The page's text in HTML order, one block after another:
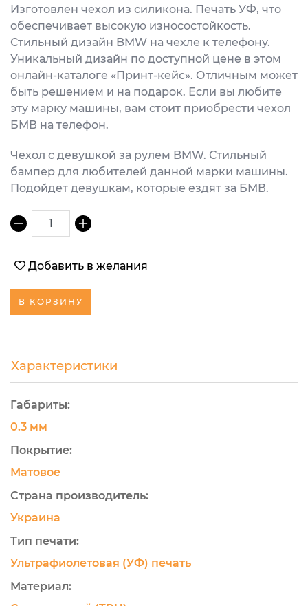
Изготовлен чехол из силикона. Печать УФ, что
обеспечивает высокую износостойкость.
Стильный дизайн BMW на чехле к телефону.
Уникальный дизайн по доступной цене в этом
онлайн-каталоге «Принт-кейс». Отличным может
быть решением и на подарок. Если вы любите
эту марку машины, вам стоит приобрести чехол
БМВ на телефон.
Чехол с девушкой за рулем BMW. Стильный
бампер для любителей данной марки машины.
Подойдет девушкам, которые ездят за БМВ.
1
Добавить в желания
В КОРЗИНУ
Характеристики
Габариты:
0.3 мм
Покрытие:
Матовое
Страна производитель:
Украина
Тип печати:
Ультрафиолетовая (УФ) печать
Материал: